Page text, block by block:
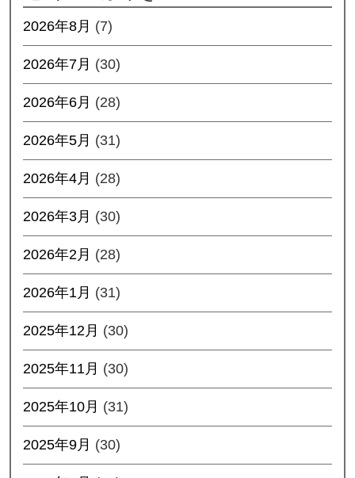
2026年8月 (7)
2026年7月 (30)
2026年6月 (28)
2026年5月 (31)
2026年4月 (28)
2026年3月 (30)
2026年2月 (28)
2026年1月 (31)
2025年12月 (30)
2025年11月 (30)
2025年10月 (31)
2025年9月 (30)